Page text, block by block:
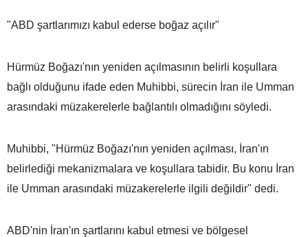
"ABD şartlarımızı kabul ederse boğaz açılır"
Hürmüz Boğazı'nın yeniden açılmasının belirli koşullara
bağlı olduğunu ifade eden Muhibbi, sürecin İran ile Umman
arasındaki müzakerelerle bağlantılı olmadığını söyledi.
Muhibbi, "Hürmüz Boğazı'nın yeniden açılması, İran'ın
belirlediği mekanizmalara ve koşullara tabidir. Bu konu İran
ile Umman arasındaki müzakerelerle ilgili değildir" dedi.
ABD'nin İran'ın şartlarını kabul etmesi ve bölgesel